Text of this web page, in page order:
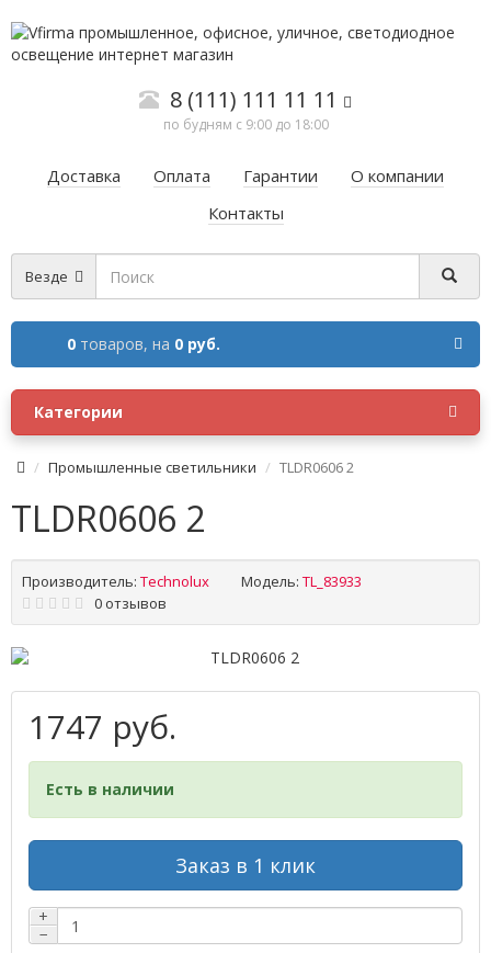
8 (111) 111 11 11
по будням с 9:00 до 18:00
Доставка Оплата Гарантии
О компании
Контакты
Везде
0 товаров, на 0 руб.
Категории
Промышленные светильники TLDR0606 2
TLDR0606 2
Производитель: Technolux Модель: TL_83933
0 отзывов
1747 руб.
Есть в наличии
Заказ в 1 клик
+
−